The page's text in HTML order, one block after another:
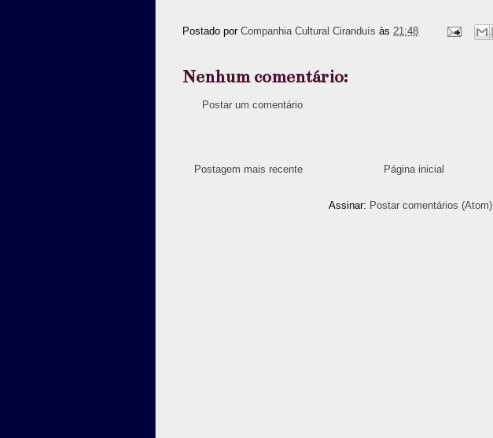
Postado por Companhia Cultural Ciranduís às 21:48
Nenhum comentário:
Postar um comentário
Postagem mais recente Página inicial
Assinar: Postar comentários (Atom)